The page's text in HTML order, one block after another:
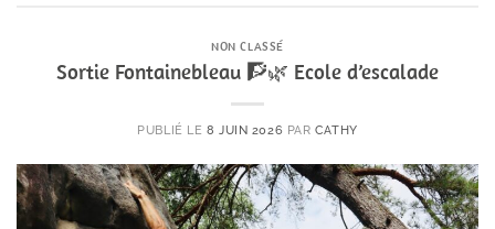
NON CLASSÉ
Sortie Fontainebleau 🧗🌿 Ecole d’escalade
PUBLIÉ LE 8 JUIN 2026 PAR CATHY